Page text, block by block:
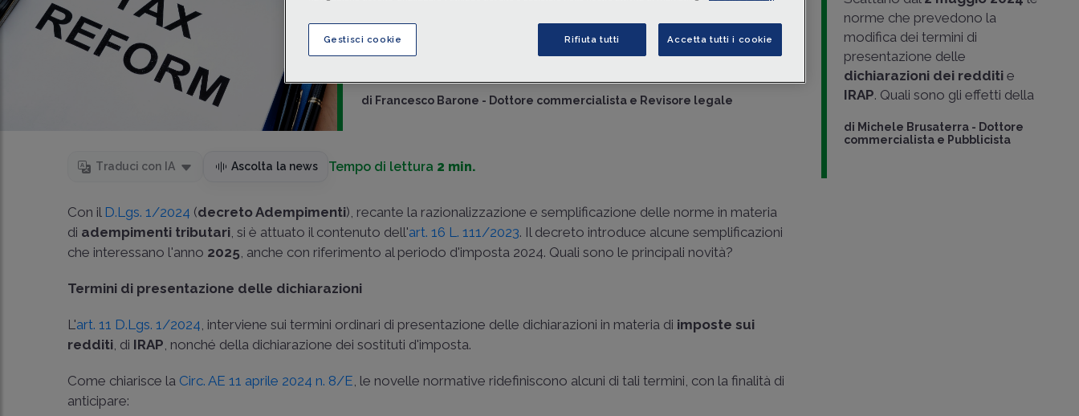
versamento
, come le modifiche aitermini di presentazione delle
dichiarazioni
, la semplificazione del Modello 770
di Francesco Barone - Dottore commercialista e Revisore legale
Traduci con IA Ascolta la news Tempo di lettura 2 min.
Con il D.Lgs. 1/2024 (decreto Adempimenti), recante la razionalizzazione e semplificazione delle norme in materia
di adempimenti tributari, si è attuato il contenuto dell'art. 16 L. 111/2023. Il decreto introduce alcune semplificazioni
che interessano l'anno 2025, anche con riferimento al periodo d'imposta 2024. Quali sono le principali novità?
Termini di presentazione delle dichiarazioni
L'art. 11 D.Lgs. 1/2024, interviene sui termini ordinari di presentazione delle dichiarazioni in materia di imposte sui
redditi, di IRAP, nonché della dichiarazione dei sostituti d'imposta.
Come chiarisce la Circ. AE 11 aprile 2024 n. 8/E, le novelle normative ridefiniscono alcuni di tali termini, con la finalità di
anticipare:
norme che prevedono la
modifica dei termini di
presentazione delle
dichiarazioni dei redditie
IRAP. Quali sono gli effetti della
di Michele Brusaterra - Dottore
commercialista e Pubblicista
Gestisci cookie Rifiuta tutti Accetta tutti i cookie